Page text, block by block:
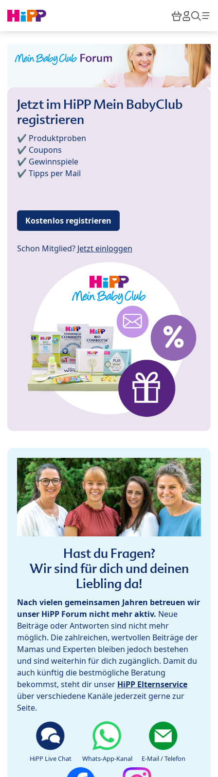
HiPP
Jetzt im HiPP Mein BabyClub
registrieren
✔️ Produktproben
✔️ Coupons
✔️ Gewinnspiele
✔️ Tipps per Mail
Kostenlos registrieren
Schon Mitglied? Jetzt einloggen
Hast du Fragen?
Wir sind für dich und deinen
Liebling da!
Nach vielen gemeinsamen Jahren betreuen wir
unser HiPP Forum nicht mehr aktiv. Neue
Beiträge oder Antworten sind nicht mehr
möglich. Die zahlreichen, wertvollen Beiträge der
Mamas und Experten bleiben jedoch bestehen
und sind weiterhin für dich zugänglich. Damit du
auch künftig die bestmögliche Beratung
bekommst, steht dir unser HiPP Elternservice
über verschiedene Kanäle jederzeit gerne zur
Seite.
HiPP Live Chat Whats-App-Kanal E-Mail / Telefon